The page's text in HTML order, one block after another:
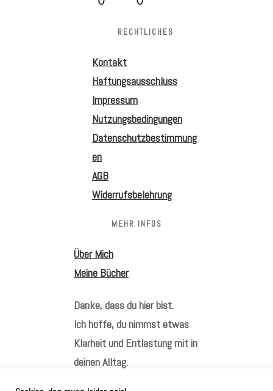
RECHTLICHES
Kontakt
Haftungsausschluss
Impressum
Nutzungsbedingungen
Datenschutzbestimmung
en
AGB
Widerrufsbelehrung
MEHR INFOS
Über Mich
Meine Bücher
Danke, dass du hier bist.
Ich hoffe, du nimmst etwas
Klarheit und Entlastung mit in
deinen Alltag.